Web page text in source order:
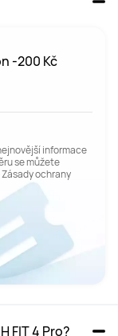
-200 Kč
informace
se můžete
ochrany
FIT 4 Pro?